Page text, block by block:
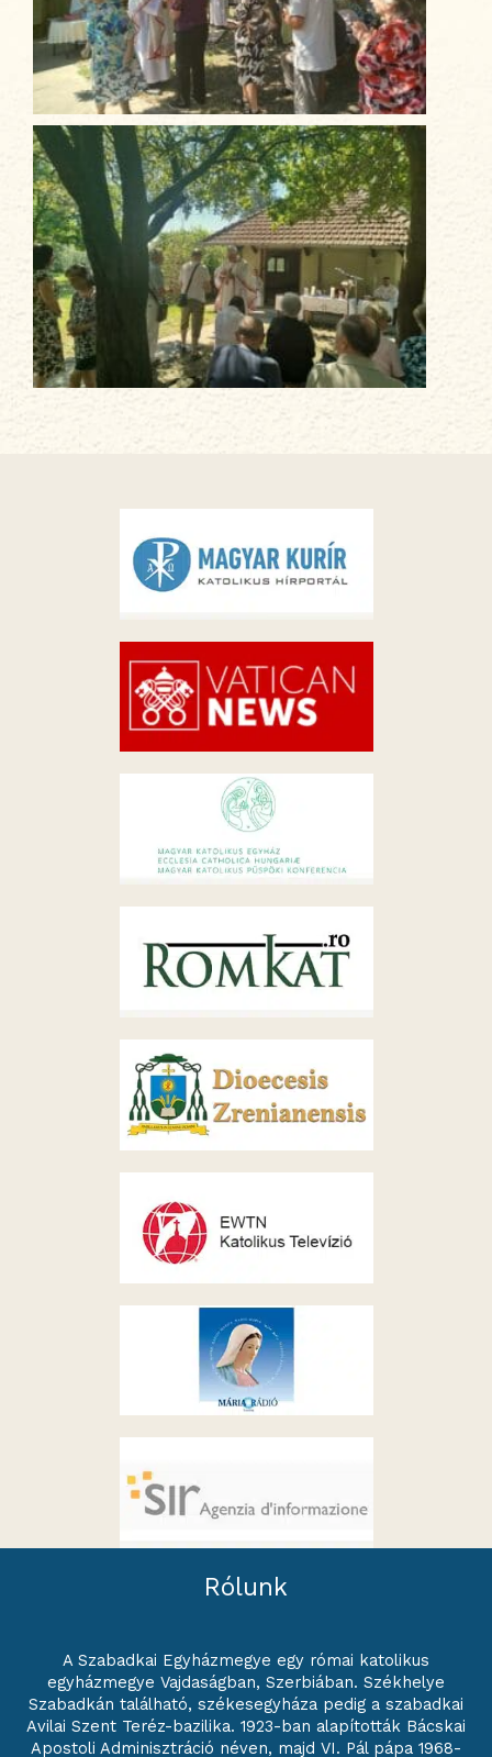
Rólunk
A Szabadkai Egyházmegye egy római katolikus
egyházmegye Vajdaságban, Szerbiában. Székhelye
Szabadkán található, székesegyháza pedig a szabadkai
Avilai Szent Teréz-bazilika. 1923-ban alapították Bácskai
Apostoli Adminisztráció néven, majd VI. Pál pápa 1968-